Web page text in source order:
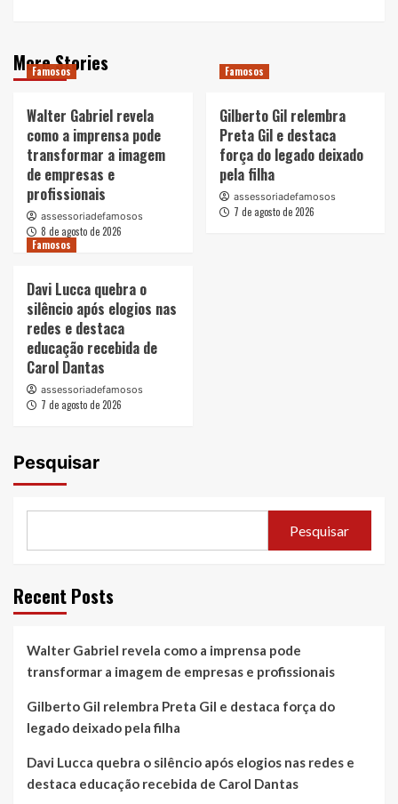
More Stories
Famosos
Walter Gabriel revela
como a imprensa pode
transformar a imagem
de empresas e
profissionais
assessoriadefamosos
8 de agosto de 2026
Famosos
Gilberto Gil relembra
Preta Gil e destaca
força do legado deixado
pela filha
assessoriadefamosos
7 de agosto de 2026
Famosos
Davi Lucca quebra o
silêncio após elogios nas
redes e destaca
educação recebida de
Carol Dantas
assessoriadefamosos
7 de agosto de 2026
Pesquisar
Pesquisar
Recent Posts
Walter Gabriel revela como a imprensa pode
transformar a imagem de empresas e profissionais
Gilberto Gil relembra Preta Gil e destaca força do
legado deixado pela filha
Davi Lucca quebra o silêncio após elogios nas redes e
destaca educação recebida de Carol Dantas